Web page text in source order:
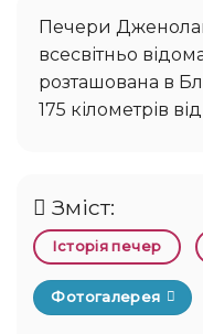
Печери Дженолан (Jenolan Caves) –
всесвітньо
розташована в
175 кілометрів
Зміст:
Історія печер
Фотогалерея